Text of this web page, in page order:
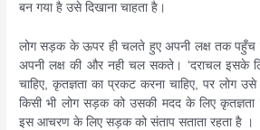
बन गया है उसे दिखाना चाहता है।
लोग सड़क के ऊपर ही चलते हुए अपनी लक्ष तक पहुँच
अपनी लक्ष की और नही चल सकते। ‘दराचल इसके
चाहिए, कृतज्ञता का प्रकट करना चाहिए, पर लोग
किसी भी लोग सड़क को उसकी मदद के लिए कृतज्ञता
इस आचरण के लिए सड़क को संताप सताता रहता है ।